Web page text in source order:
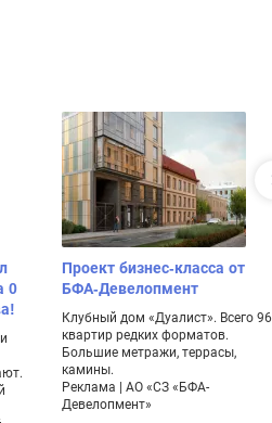
0
Проект бизнес-класса от
БФА-Девелопмент
Клубный дом «Дуалист». Всего 96
квартир редких форматов.
Большие метражи, террасы,
камины.
Реклама | АО «СЗ «БФА-
Девелопмент»